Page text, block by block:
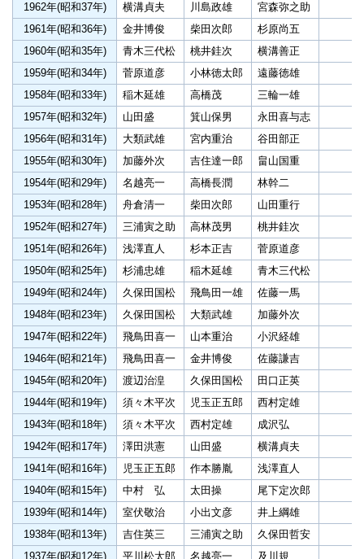
1962年(昭和37年)
横溝貞夫 川島政雄
宮森弥之助
1961年(昭和36年)
金井博俊 柴田次郎
杉原尚五
1960年(昭和35年)
青木三代松 桃井銈次
横溝善正
1959年(昭和34年)
菅原道彦 小林徳太郎
遠藤徳雄
1958年(昭和33年)
稲木延雄 高橋茂
三輪一雄
1957年(昭和32年)
山田盛 箕山保男
永田喜与志
1956年(昭和31年)
大類武雄 宮内重治
谷田部正
1955年(昭和30年)
加藤外次 吉住達一郎
畠山国重
1954年(昭和29年)
名越亮一 高橋長潤
林幹二
1953年(昭和28年)
舟倉清一 柴田次郎
山田重行
1952年(昭和27年)
三浦寅之助 高林茂男
桃井銈次
1951年(昭和26年)
浅澤直人 杉本正吉
菅原道彦
1950年(昭和25年)
杉浦忠雄 稲木延雄
青木三代松
1949年(昭和24年)
久保田国松 飛鳥田一雄
佐藤一馬
1948年(昭和23年)
久保田国松 大類武雄
加藤外次
1947年(昭和22年)
飛鳥田喜一 山本重治
小沢経雄
1946年(昭和21年)
飛鳥田喜一 金井博俊
佐藤謙吉
1945年(昭和20年)
渡辺治湟 久保田国松
田口正英
1944年(昭和19年)
須々木平次 児玉正五郎
西村定雄
1943年(昭和18年)
須々木平次 西村定雄
成沢弘
1942年(昭和17年)
澤田洪憲 山田盛
横溝貞夫
1941年(昭和16年)
児玉正五郎 作本勝胤
浅澤直人
1940年(昭和15年)
中村 弘 太田操
尾下定次郎
1939年(昭和14年)
室伏敬治 小出文彦
井上綱雄
1938年(昭和13年)
吉住英三 三浦寅之助
久保田哲安
1937年(昭和12年)
平川松太郎 名越亮一 及川規